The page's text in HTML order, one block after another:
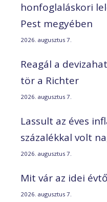
honfoglaláskori
Pest megyében
2026. augusztus 7.
Reagál a
tör a Richter
2026. augusztus 7.
Lassult az éves
százalékkal volt
2026. augusztus 7.
Mit vár az idei
2026. augusztus 7.